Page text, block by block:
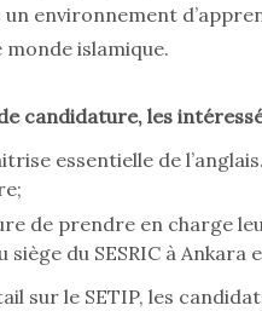
un environnement
islamique.
candidature, les
essentielle de
de prendre en charge
siège du SESRIC à Ankara
sur le SETIP, les